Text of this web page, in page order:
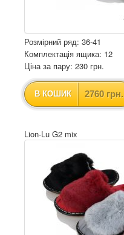
Розмірний ряд: 36-41
Комплектація ящика: 12
Ціна за пару: 230 грн.
В КОШИК 2760 грн.
Lion-Lu G2 mix